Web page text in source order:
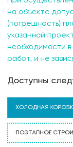
на объекте
(погрешность)
указанной
необходимости
работ, и не
Доступны
ХОЛОДНАЯ
ПОЭТАПНОЕ